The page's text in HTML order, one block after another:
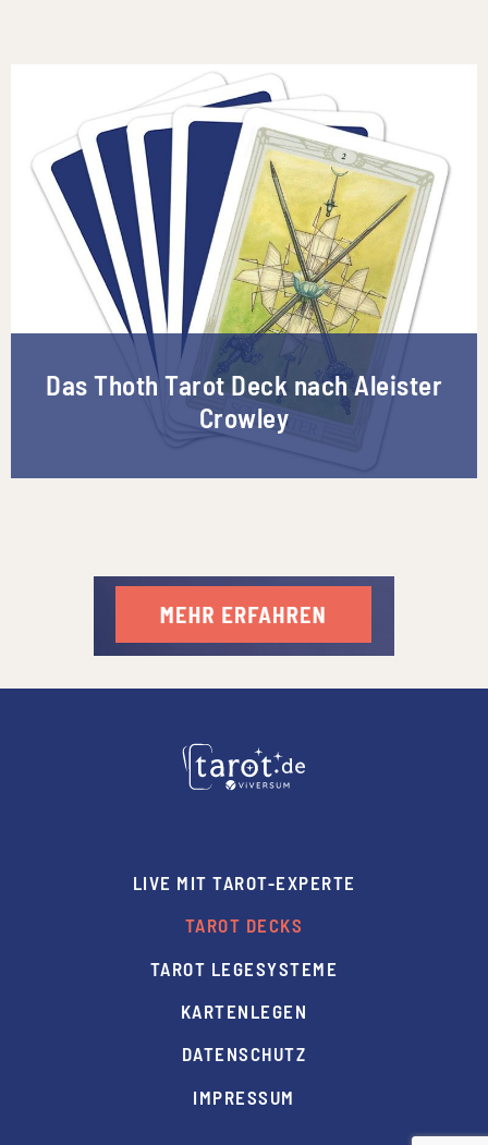
Das Thoth Tarot Deck nach Aleister
Crowley
LIVE MIT TAROT-EXPERTE
TAROT DECKS
TAROT LEGESYSTEME
KARTENLEGEN
DATENSCHUTZ
IMPRESSUM